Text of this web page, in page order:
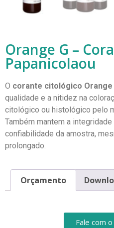
Orange G –
Papanicolaou
O corante citológico Orange
qualidade e a nitidez na
citológico ou histológico pelo
Também mantem a
confiabilidade da amostra,
prolongado.
Orçamento
Fale com